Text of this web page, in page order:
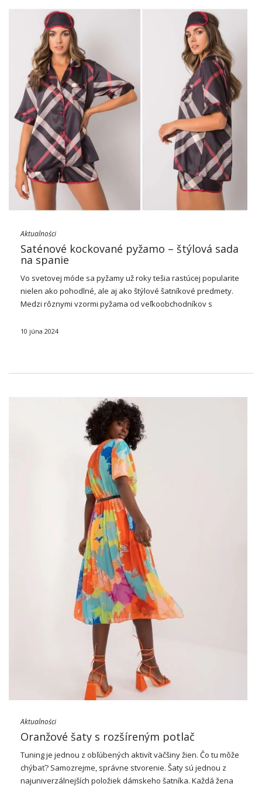
Aktualności
Saténové kockované pyžamo – štýlová sada
na spanie
Vo svetovej móde sa pyžamy už roky tešia rastúcej popularite
nielen ako pohodlné, ale aj ako štýlové šatníkové predmety.
Medzi rôznymi vzormi pyžama od veľkoobchodníkov s
pyžamo. Klasický dizajn v kombinácii s …
10 júna 2024
Aktualności
Oranžové šaty s rozšíreným potlač
Tuning je jednou z obľúbených aktivít väčšiny žien. Čo tu môže
chýbať? Samozrejme, správne stvorenie. Šaty sú jednou z
najuniverzálnejších položiek dámskeho šatníka. Každá žena